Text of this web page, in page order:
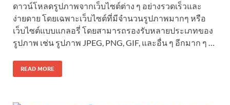
ดาวน์โหลดรูปภาพจากเว็บไซต์ต่าง ๆ อย่างรวดเร็วและ
ง่ายดาย โดยเฉพาะเว็บไซต์ที่มีจำนวนรูปภาพมากๆ หรือ
เว็บไซต์แบบแกลอรี่ โดยสามารถรองรับหลายประเภทของ
รูปภาพ เช่น รูปภาพ JPEG, PNG, GIF, และอื่น ๆ อีกมาก ๆ …
READ MORE